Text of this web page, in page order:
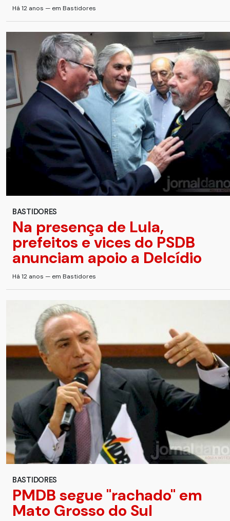
Há 12 anos — em Bastidores
BASTIDORES
Na presença de Lula,
prefeitos e vices do PSDB
anunciam apoio a Delcídio
Há 12 anos — em Bastidores
BASTIDORES
PMDB segue ''rachado'' em
Mato Grosso do Sul